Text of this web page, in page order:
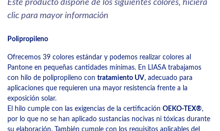
Este producto dispone de los siguientes colores, hiciera
clic para mayor información
Polipropileno
Ofrecemos 39 colores estándar y podemos realizar colores al
Pantone en pequeñas cantidades mínimas. En LIASA trabajamos
con hilo de polipropileno con tratamiento UV, adecuado para
aplicaciones que requieren una mayor resistencia frente a la
exposición solar.
El hilo cumple con las exigencias de la certificación OEKO-TEX®,
por lo que no se han aplicado sustancias nocivas ni tóxicas durante
su elaboración. También cumple con los requisitos aplicables del